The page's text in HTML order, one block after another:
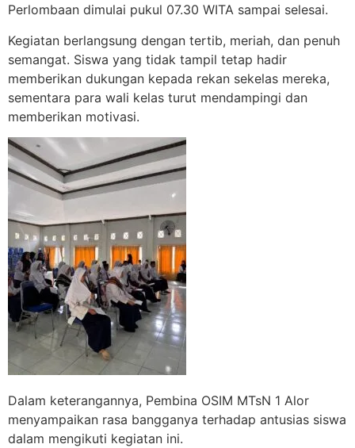
Perlombaan dimulai pukul 07.30 WITA sampai selesai.
Kegiatan berlangsung dengan tertib, meriah, dan penuh
semangat. Siswa yang tidak tampil tetap hadir
memberikan dukungan kepada rekan sekelas mereka,
sementara para wali kelas turut mendampingi dan
memberikan motivasi.
Dalam keterangannya, Pembina OSIM MTsN 1 Alor
menyampaikan rasa bangganya terhadap antusias siswa
dalam mengikuti kegiatan ini.